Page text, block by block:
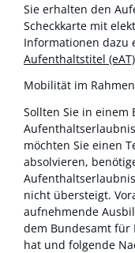
Sie erhalten den
Scheckkarte mit
Informationen dazu
Aufenthaltstitel
Mobilität im
Sollten Sie in einem
möchten Sie einen
absolvieren,
nicht übersteigt.
aufnehmende
dem Bundesamt
hat und folgende